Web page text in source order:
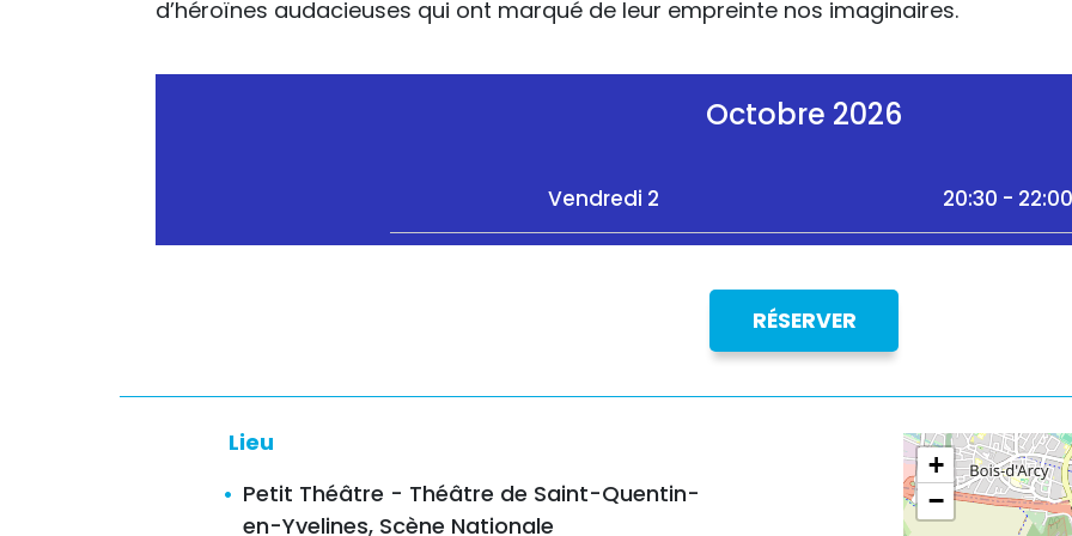
d’héroïnes audacieuses qui ont marqué de leur empreinte nos imaginaires.
Octobre 2026
Vendredi 2 20:30 - 22:00
RÉSERVER
Lieu
Petit Théâtre - Théâtre de Saint-Quentin-
en-Yvelines, Scène Nationale
+
−